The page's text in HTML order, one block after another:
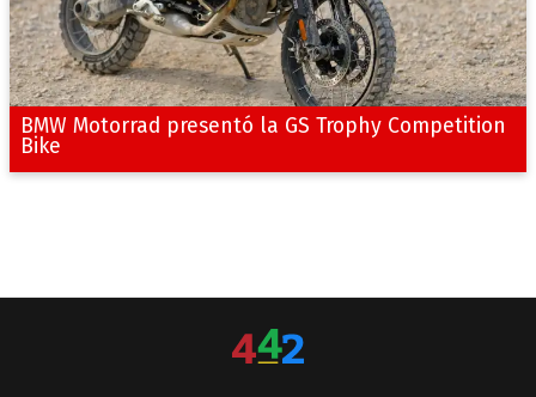
BMW Motorrad presentó la GS Trophy Competition
Bike